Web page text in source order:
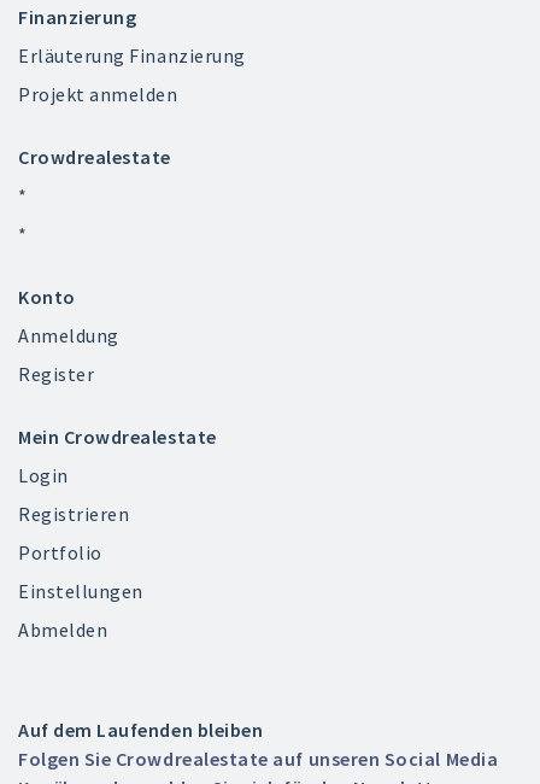
Finanzierung
Erläuterung Finanzierung
Projekt anmelden
Crowdrealestate
*
*
Konto
Anmeldung
Register
Mein Crowdrealestate
Login
Registrieren
Portfolio
Einstellungen
Abmelden
Auf dem Laufenden bleiben
Folgen Sie Crowdrealestate auf unseren Social Media